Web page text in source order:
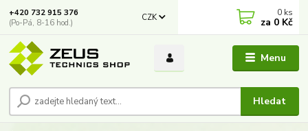
Menu
CZK
Hledat
+420 732 915 376
(Po-Pá, 8-16 hod.)
0 ks
za 0 Kč